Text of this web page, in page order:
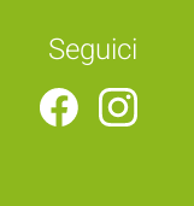
Seguici